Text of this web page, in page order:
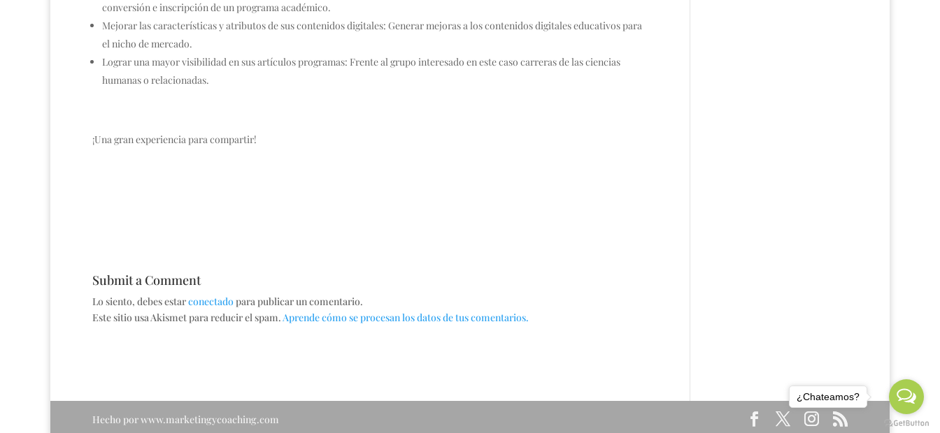
conversión e inscripción de un programa académico.
Mejorar las características y atributos de sus contenidos digitales: Generar mejoras a los contenidos digitales educativos para
el nicho de mercado.
Lograr una mayor visibilidad en sus artículos programas: Frente al grupo interesado en este caso carreras de las ciencias
humanas o relacionadas.
¡Una gran experiencia para compartir!
Submit a Comment
Lo siento, debes estarconectado para publicar un comentario.
Este sitio usa Akismet para reducir el spam. Aprende cómo se procesan los datos de tus comentarios.
Hecho por www.marketingycoaching.com
¿Chateamos?